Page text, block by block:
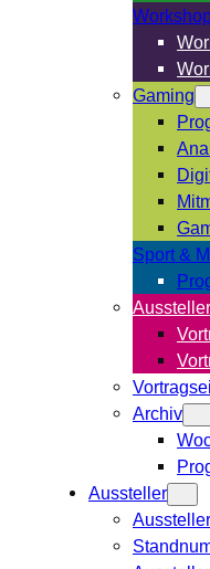
Gaming
Sport &
Archiv
Aussteller